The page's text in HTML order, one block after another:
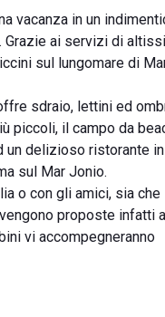
vacanza in un
Grazie ai servizi di
sul lungomare di
sdraio, lettini ed
piccoli, il campo da
delizioso ristorante
sul Mar Jonio.
o con gli amici, sia che
proposte infatti
vi accompegneranno